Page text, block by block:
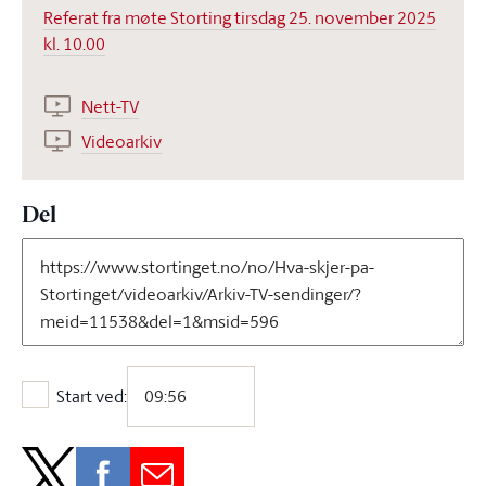
Referat fra møte Storting tirsdag 25. november 2025
kl. 10.00
Nett-TV
Videoarkiv
Del
Start ved:
Start ved: